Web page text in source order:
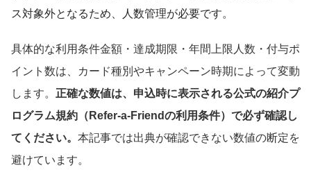
ス対象外となるため、人数管理が必要です。
具体的な利用条件金額・達成期限・年間上限人数・付与ポ
イント数は、カード種別やキャンペーン時期によって変動
します。 正確な数値は、申込時に表示される公式の紹介プ
ログラム規約（Refer-a-Friendの利用条件）で必ず確認し
てください。 本記事では出典が確認できない数値の断定を
避けています。